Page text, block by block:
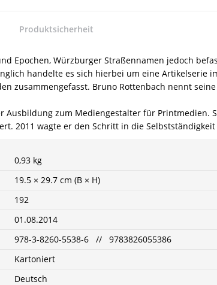
Produktsicherheit
Epochen, Würzburger Straßennamen jedoch
handelte es sich hierbei um eine Artikelserie
zusammengefasst. Bruno Rottenbach nennt
Ausbildung zum Mediengestalter für
2011 wagte er den Schritt in die
0,93 kg
19.5 × 29.7 cm (B × H)
192
01.08.2014
978-3-8260-5538-6 // 9783826055386
Kartoniert
Deutsch